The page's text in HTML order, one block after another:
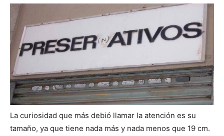
La curiosidad que más debió llamar la atención es su
tamaño, ya que tiene nada más y nada menos que 19 cm.